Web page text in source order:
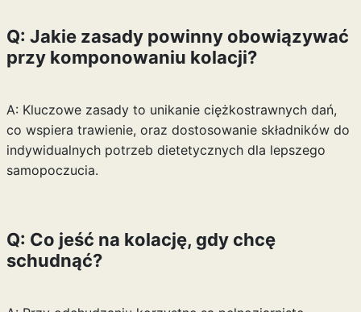
Q: Jakie zasady powinny obowiązywać
przy komponowaniu kolacji?
A: Kluczowe zasady to unikanie ciężkostrawnych dań,
co wspiera trawienie, oraz dostosowanie składników do
indywidualnych potrzeb dietetycznych dla lepszego
samopoczucia.
Q: Co jeść na kolację, gdy chcę
schudnąć?